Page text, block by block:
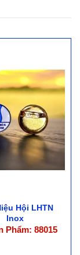
Hội LHTN
Inox
Phẩm: 88015